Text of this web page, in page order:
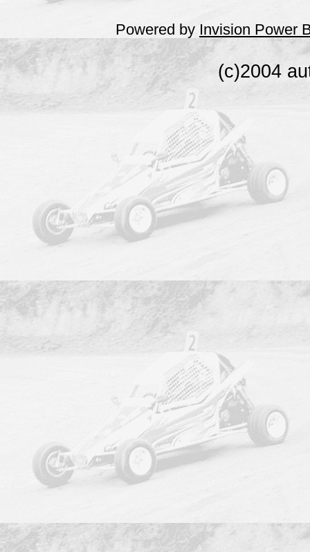
Powered by Invision Power
(c)2004